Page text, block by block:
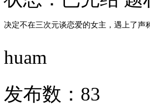
决定不在三次元谈恋爱的女主，遇上了
huam
发布数： 83